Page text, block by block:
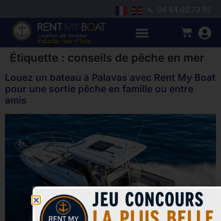
06 64 02 73 55
Étiquette : conseils de pêche en mer
Louez un bateau à Palavas avec Rent My Boat
pour une sortie pêche en famille ou entre
amis